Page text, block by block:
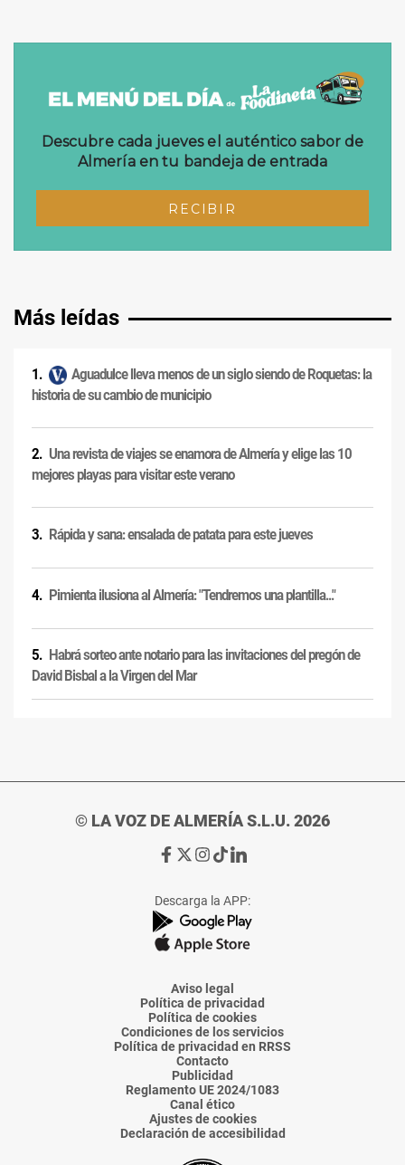
Más leídas
Aguadulce lleva menos de un siglo siendo de Roquetas: la
historia de su cambio de municipio
Una revista de viajes se enamora de Almería y elige las 10
mejores playas para visitar este verano
Rápida y sana: ensalada de patata para este jueves
Pimienta ilusiona al Almería: "Tendremos una plantilla..."
Habrá sorteo ante notario para las invitaciones del pregón de
David Bisbal a la Virgen del Mar
© LA VOZ DE ALMERÍA S.L.U. 2026
Ir
de
La
Voz
Almería
Ir
de
La
Voz
Almería
Ir
de
La
Voz
Almería
Ir
de
La
Voz
Almería
Ir
de
La
Voz
Descarga la APP:
Aviso legal
Política de privacidad
Política de cookies
Condiciones de los servicios
Política de privacidad en RRSS
Contacto
Publicidad
Reglamento UE 2024/1083
Canal ético
Ajustes de cookies
Declaración de accesibilidad